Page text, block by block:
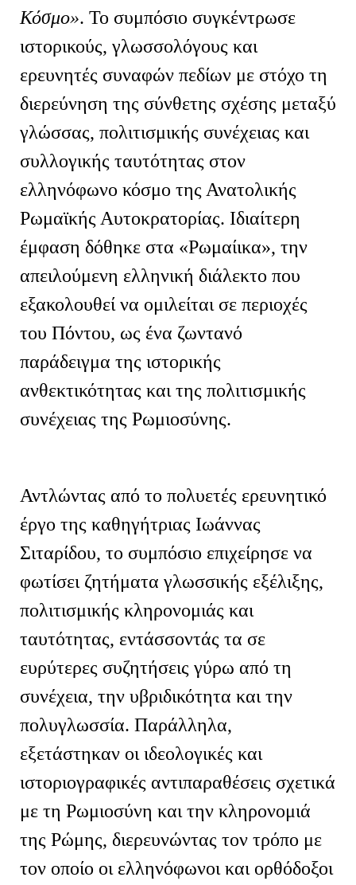
Κόσμο». Το συμπόσιο συγκέντρωσε
ιστορικούς, γλωσσολόγους και
ερευνητές συναφών πεδίων με στόχο τη
διερεύνηση της σύνθετης σχέσης μεταξύ
γλώσσας, πολιτισμικής συνέχειας και
συλλογικής ταυτότητας στον
ελληνόφωνο κόσμο της Ανατολικής
Ρωμαϊκής Αυτοκρατορίας. Ιδιαίτερη
έμφαση δόθηκε στα «Ρωμαίικα», την
απειλούμενη ελληνική διάλεκτο που
εξακολουθεί να ομιλείται σε περιοχές
του Πόντου, ως ένα ζωντανό
παράδειγμα της ιστορικής
ανθεκτικότητας και της πολιτισμικής
συνέχειας της Ρωμιοσύνης.
Αντλώντας από το πολυετές ερευνητικό
έργο της καθηγήτριας Ιωάννας
Σιταρίδου, το συμπόσιο επιχείρησε να
φωτίσει ζητήματα γλωσσικής εξέλιξης,
πολιτισμικής κληρονομιάς και
ταυτότητας, εντάσσοντάς τα σε
ευρύτερες συζητήσεις γύρω από τη
συνέχεια, την υβριδικότητα και την
πολυγλωσσία. Παράλληλα,
εξετάστηκαν οι ιδεολογικές και
ιστοριογραφικές αντιπαραθέσεις σχετικά
με τη Ρωμιοσύνη και την κληρονομιά
της Ρώμης, διερευνώντας τον τρόπο με
τον οποίο οι ελληνόφωνοι και ορθόδοξοι